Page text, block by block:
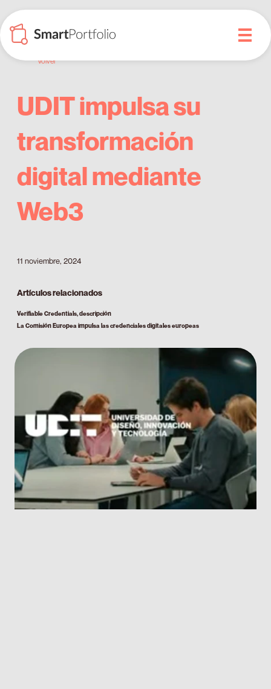
Volver
UDIT impulsa su
transformación
digital mediante
Web3
11 noviembre, 2024
Artículos relacionados
Verifiable Credentials, descripción
La Comisión Europea impulsa las credenciales digitales europeas